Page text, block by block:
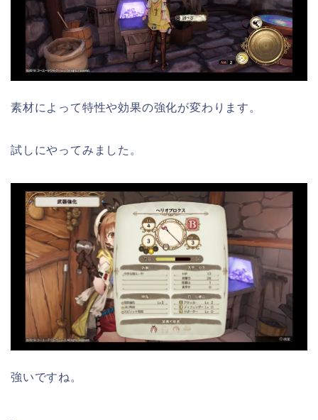
素材によって特性や効果の強化が変わります。
試しにやってみました。
強いですね。